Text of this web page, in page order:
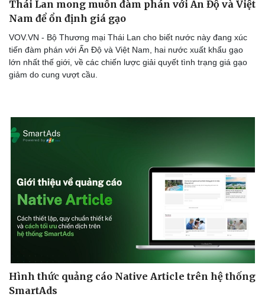
Doanh nghiệp
Thông tin doanh nghiệp
Công nghệ
Thái Lan mong muốn đàm phán với Ấn Độ và Việt
Nam để ổn định giá gạo
VOV.VN - Bộ Thương mại Thái Lan cho biết nước này đang xúc
tiến đàm phán với Ấn Độ và Việt Nam, hai nước xuất khẩu gạo
lớn nhất thế giới, về các chiến lược giải quyết tình trạng giá gạo
giảm do cung vượt cầu.
Hình thức quảng cáo Native Article trên hệ thống
SmartAds